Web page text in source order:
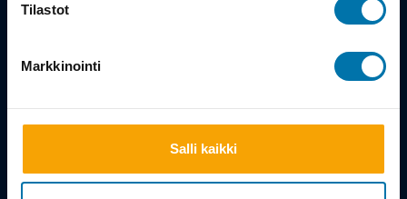
Tilastot
Markkinointi
Salli kaikki